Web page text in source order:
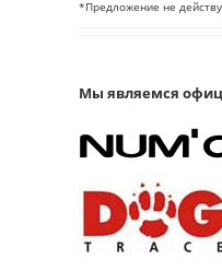
*Предложение не
Мы являемся